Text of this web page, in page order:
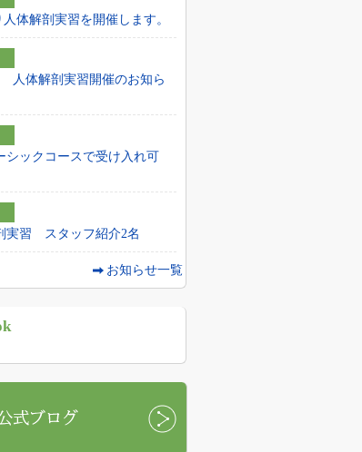
体解剖実習を開催します。
人体解剖実習開催のお知ら
ックコースで受け入れ可
実習 スタッフ紹介2名
お知らせ一覧